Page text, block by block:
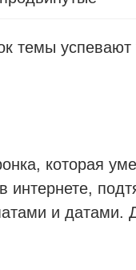
которая
и датами.